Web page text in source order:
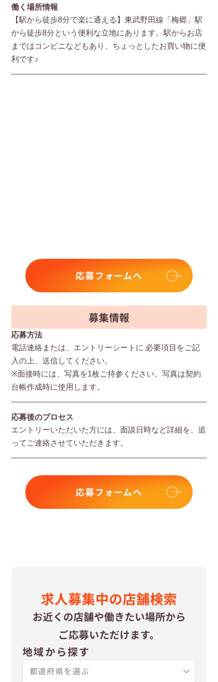
働く場所情報
【駅から徒歩8分で楽に通える】東武野田線「梅郷」駅
から徒歩8分という便利な立地にあります。駅からお店
まではコンビニなどもあり、ちょっとしたお買い物に便
利です♪
応募フォームへ
募集情報
応募方法
電話連絡または、エントリーシートに 必要項⽬をご記
⼊の上、送信してください。
※⾯接時には、写真を1枚ご持参ください。写真は契約
台帳作成時に使⽤します。
応募後のプロセス
エントリーいただいた⽅には、⾯談⽇時など詳細を、追
ってご連絡させていただきます。
応募フォームへ
求⼈募集中の店舗検索
お近くの店舗や働きたい場所から
ご応募いただけます。
地域から探す